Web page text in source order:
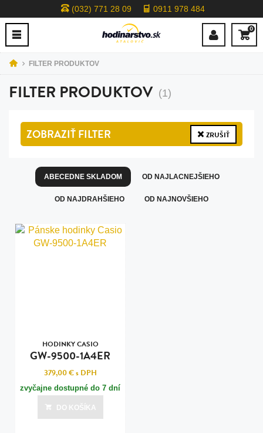
(032) 771 28 09 0911 978 484
0
FILTER PRODUKTOV
FILTER PRODUKTOV (1)
ZOBRAZIŤFILTER ZRUŠIŤ
ABECEDNE SKLADOM OD NAJLACNEJŠIEHO
OD NAJDRAHŠIEHO OD NAJNOVŠIEHO
HODINKY CASIO
GW-9500-1A4ER
379,00 €s DPH
zvyčajne dostupné do 7 dní
DO KOŠÍKA